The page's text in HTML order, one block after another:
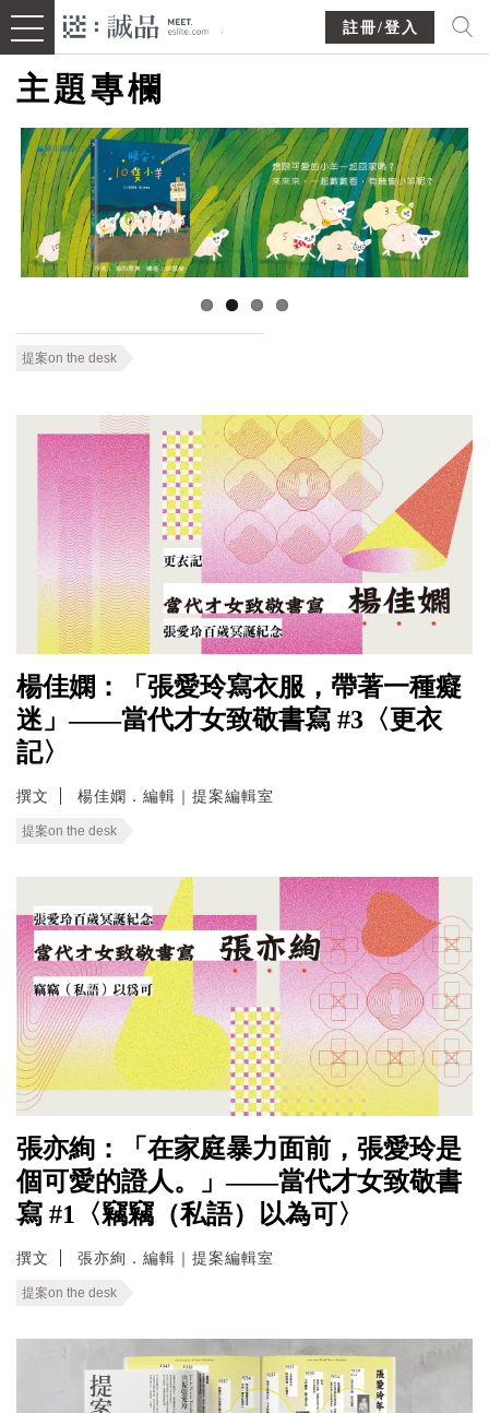
註冊/登入
主題專欄
提案on the desk
楊佳嫻：「張愛玲寫衣服，帶著一種癡
迷」——當代才女致敬書寫 #3〈更衣
記〉
撰文 楊佳嫻．編輯｜提案編輯室
提案on the desk
張亦絢：「在家庭暴力面前，張愛玲是
個可愛的證人。」——當代才女致敬書
寫 #1〈竊竊（私語）以為可〉
撰文 張亦絢．編輯｜提案編輯室
提案on the desk